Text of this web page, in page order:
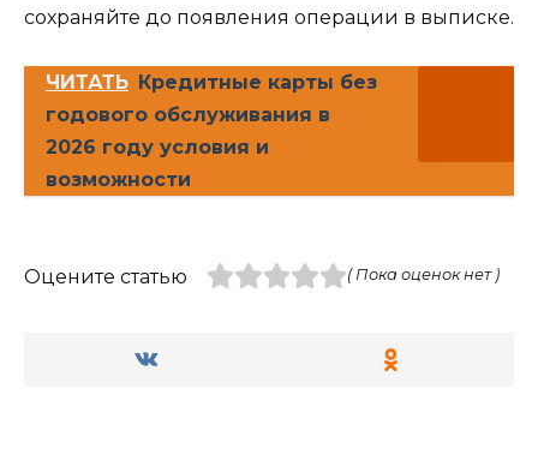
сохраняйте до появления операции в выписке.
ЧИТАТЬ Кредитные карты без
годового обслуживания в
2026 году условия и
возможности
Оцените статью ( Пока оценок нет )